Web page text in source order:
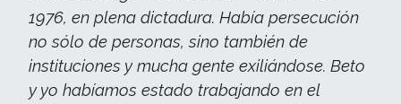
1976, en plena dictadura. Había persecución
no sólo de personas, sino también de
instituciones y mucha gente exiliándose. Beto
y yo habíamos estado trabajando en el